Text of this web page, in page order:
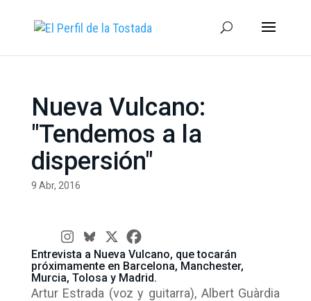
Nueva Vulcano:
"Tendemos a la
dispersión"
9 Abr, 2016
Entrevista a Nueva Vulcano, que tocarán
próximamente en Barcelona, Manchester,
Murcia, Tolosa y Madrid.
Artur Estrada (voz y guitarra), Albert Guàrdia